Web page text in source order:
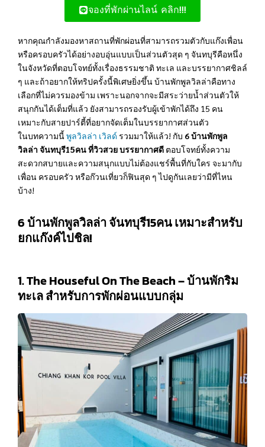
จองที่พักผ่านไลน์ คลิก!!!
หากคุณกำลังมองหาสถานที่พักผ่อนที่สามารถรวมตัวกับแก๊งเพื่อน
หรือครอบครัวได้อย่างอบอุ่นแบบเป็นส่วนตัวสุด ๆ จันทบุรีคือหนึ่ง
ในจังหวัดที่ตอบโจทย์ทั้งเรื่องธรรมชาติ ทะเล และบรรยากาศชิลล์
ๆ และถ้าอยากให้ทริปครั้งนี้พิเศษยิ่งขึ้น บ้านพักพูลวิลล่าคือทาง
เลือกที่ไม่ควรมองข้าม เพราะนอกจากจะมีสระว่ายน้ำส่วนตัวให้
สนุกกันได้เต็มที่แล้ว ยังสามารถรองรับผู้เข้าพักได้ถึง 15 คน
เหมาะกับสายปาร์ตี้ที่อยากจัดเต็มในบรรยากาศส่วนตัว
ในบทความนี้ พูลวิลล่า เวิลด์ รวมมาให้แล้ว! กับ 6 บ้านพักพูล
วิลล่า จันทบุรี15คน ที่วิวสวย บรรยากาศดี ตอบโจทย์ทั้งความ
สะดวกสบายและความสนุกแบบไม่ต้องแชร์พื้นที่กับใคร จะมากับ
เพื่อน ครอบครัว หรือก๊วนเที่ยวก็ฟินสุด ๆ ไปดูกันเลยว่ามีที่ไหน
บ้าง!
6 บ้านพักพูลวิลล่า จันทบุรี15คน เหมาะสำหรับ
ยกแก๊งค์ไปชิล!
1. The Houseful On The Beach – บ้านพักริม
ทะเล สำหรับการพักผ่อนแบบกลุ่ม